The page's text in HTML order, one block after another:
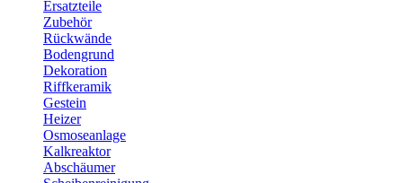
Ersatzteile
Zubehör
Rückwände
Bodengrund
Dekoration
Riffkeramik
Gestein
Heizer
Osmoseanlage
Kalkreaktor
Abschäumer